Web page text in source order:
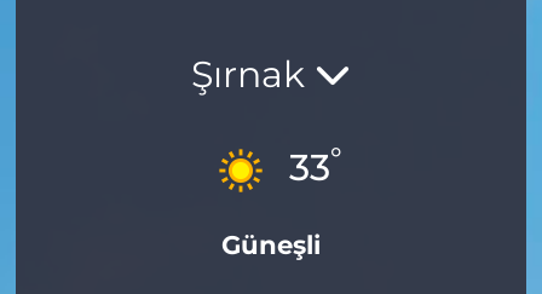
Şırnak
33°
Güneşli